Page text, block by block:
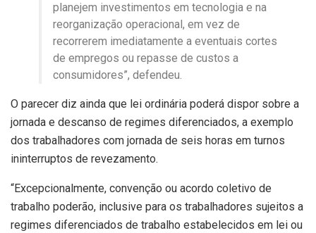
planejem investimentos em tecnologia e na
reorganização operacional, em vez de
recorrerem imediatamente a eventuais cortes
de empregos ou repasse de custos a
consumidores”, defendeu.
O parecer diz ainda que lei ordinária poderá dispor sobre a
jornada e descanso de regimes diferenciados, a exemplo
dos trabalhadores com jornada de seis horas em turnos
ininterruptos de revezamento.
“Excepcionalmente, convenção ou acordo coletivo de
trabalho poderão, inclusive para os trabalhadores sujeitos a
regimes diferenciados de trabalho estabelecidos em lei ou